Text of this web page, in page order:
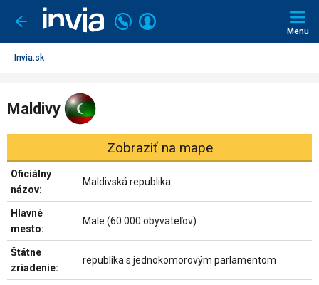
Ísť
späť
Volajte
+421
2
Prihlásiť
Menu
Invia.sk
Maldivy
Zobraziť na mape
Oficiálny
názov:
Maldivská republika
Hlavné
mesto:
Male (60 000 obyvateľov)
Štátne
zriadenie:
republika s jednokomorovým parlamentom